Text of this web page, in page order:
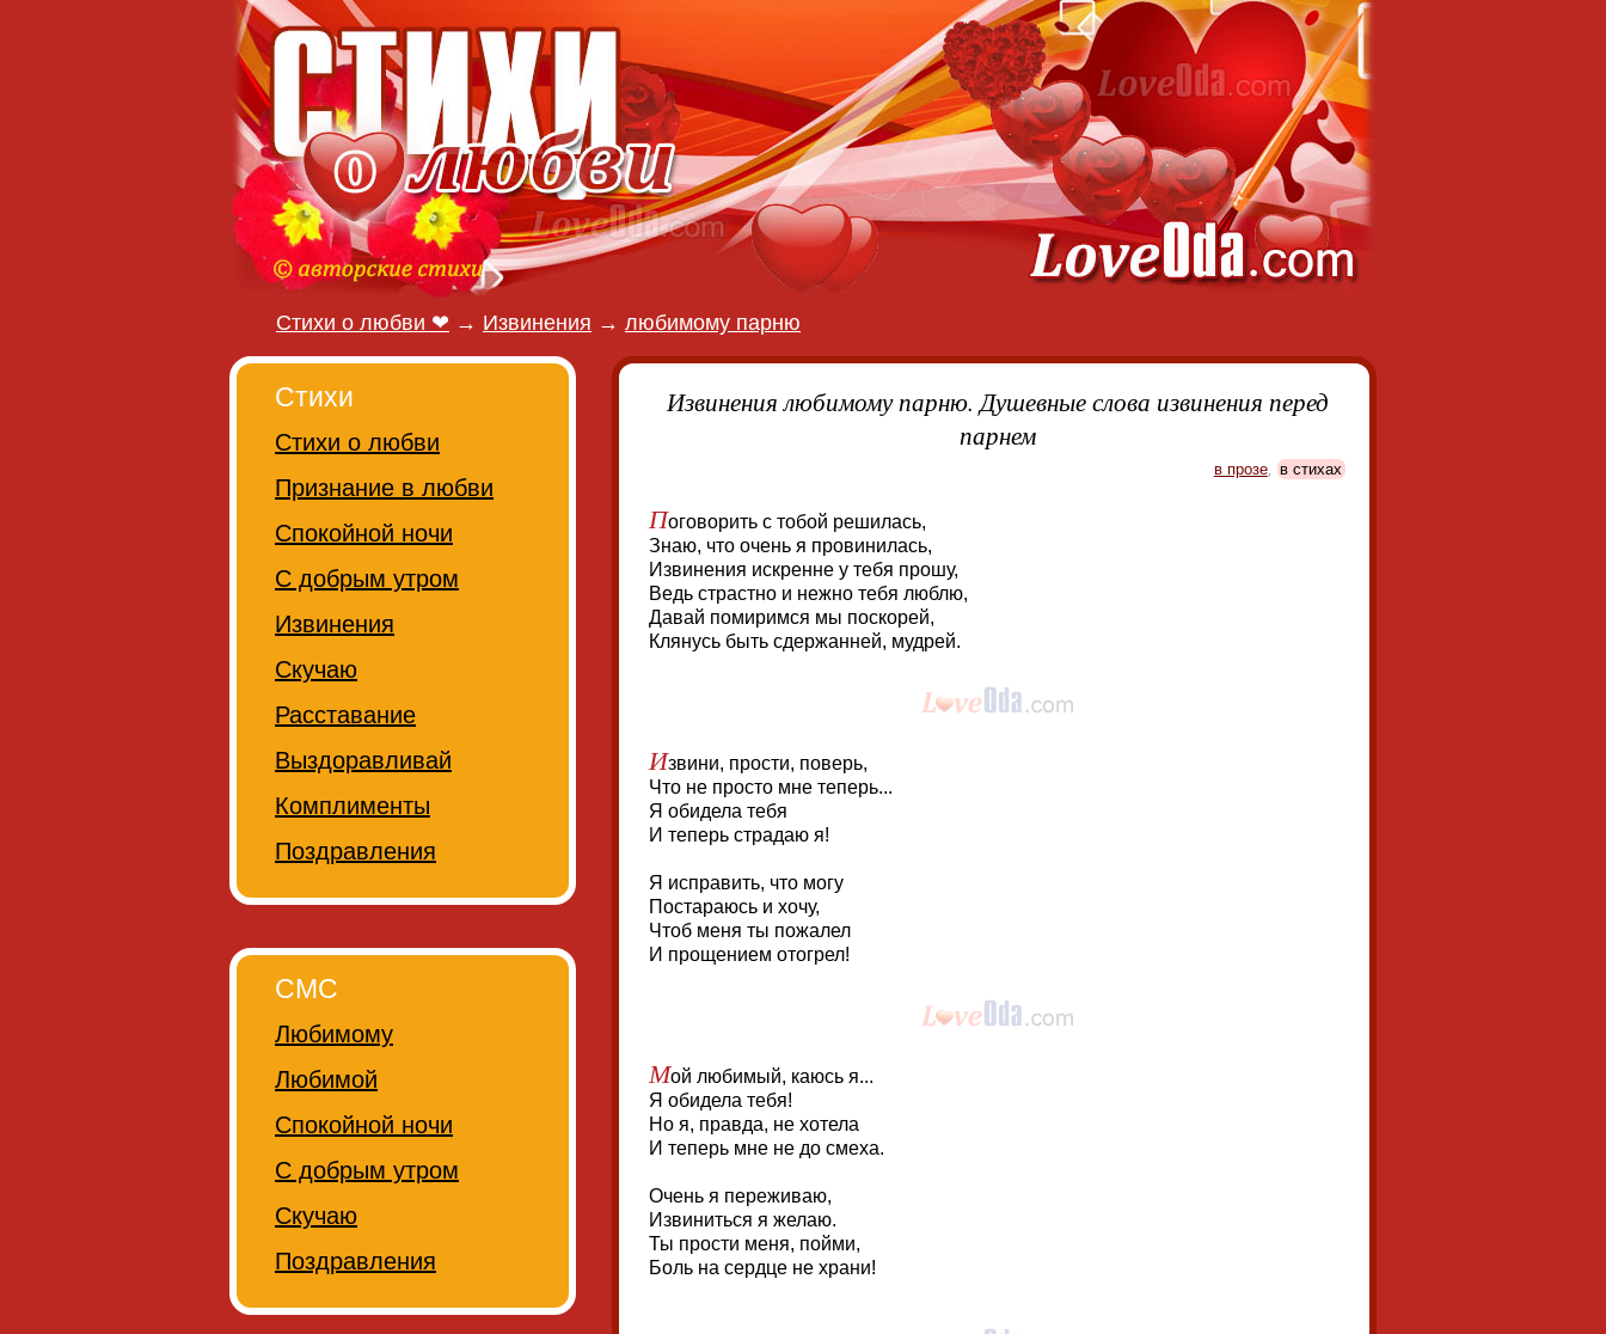
Стихи о любви ❤ → Извинения → любимому парню
Извинения любимому парню. Душевные слова извинения перед
парнем
в прозе, в стихах
Поговорить с тобой решилась,
Знаю, что очень я провинилась,
Извинения искренне у тебя прошу,
Ведь страстно и нежно тебя люблю,
Давай помиримся мы поскорей,
Клянусь быть сдержанней, мудрей.
Извини, прости, поверь,
Что не просто мне теперь...
Я обидела тебя
И теперь страдаю я!
Я исправить, что могу
Постараюсь и хочу,
Чтоб меня ты пожалел
И прощением отогрел!
Мой любимый, каюсь я...
Я обидела тебя!
Но я, правда, не хотела
И теперь мне не до смеха.
Очень я переживаю,
Извиниться я желаю.
Ты прости меня, пойми,
Боль на сердце не храни!
Стихи
Стихи о любви
Признание в любви
Спокойной ночи
С добрым утром
Извинения
Скучаю
Расставание
Выздоравливай
Комплименты
Поздравления
СМС
Любимому
Любимой
Спокойной ночи
С добрым утром
Скучаю
Поздравления